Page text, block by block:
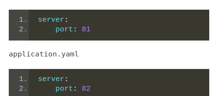
server :
    port
: 81
application.yaml
server :
    port
: 82